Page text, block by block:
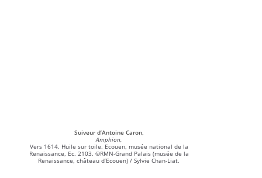
Suiveur d’Antoine Caron,
Amphion,
Vers 1614. Huile sur toile. Ecouen, musée national de la
Renaissance, Ec. 2103. ©RMN-Grand Palais (musée de la
Renaissance, château d’Ecouen) / Sylvie Chan-Liat.